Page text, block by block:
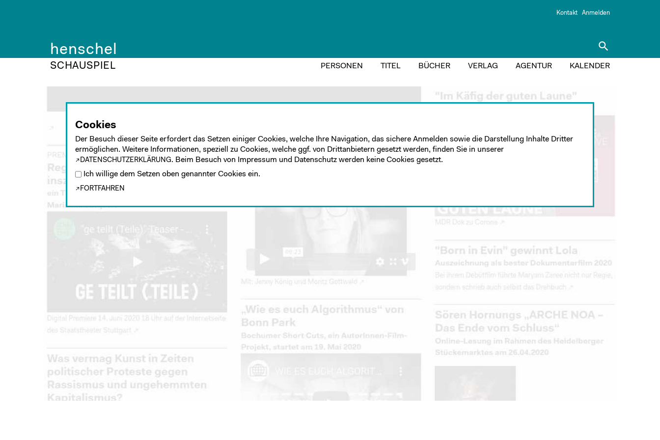
Kontakt Anmelden
henschel search
SCHAUSPIEL PERSONEN TITEL BÜCHER VERLAG AGENTUR KALENDER
Cookies
Der Besuch dieser Seite erfordert das Setzen einiger Cookies, welche Ihre Navigation, das sichere Anmelden sowie die Darstellung Inhalte Dritter
ermöglichen. Weitere Informationen, speziell zu Cookies, welche ggf. von Drittanbietern gesetzt werden, finden Sie in unserer
DATENSCHUTZERKLÄRUNG. Beim Besuch von Impressum und Datenschutz werden keine Cookies gesetzt.
Ich willige dem Setzen oben genannter Cookies ein.
FORTFAHREN